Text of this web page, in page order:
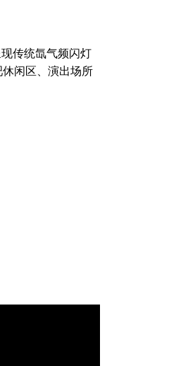
传统氙气频闪灯
闲区、演出场所